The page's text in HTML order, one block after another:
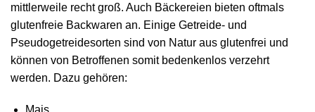
mittlerweile recht groß. Auch Bäckereien bieten oftmals
glutenfreie Backwaren an. Einige Getreide- und
Pseudogetreidesorten sind von Natur aus glutenfrei und
können von Betroffenen somit bedenkenlos verzehrt
werden. Dazu gehören: